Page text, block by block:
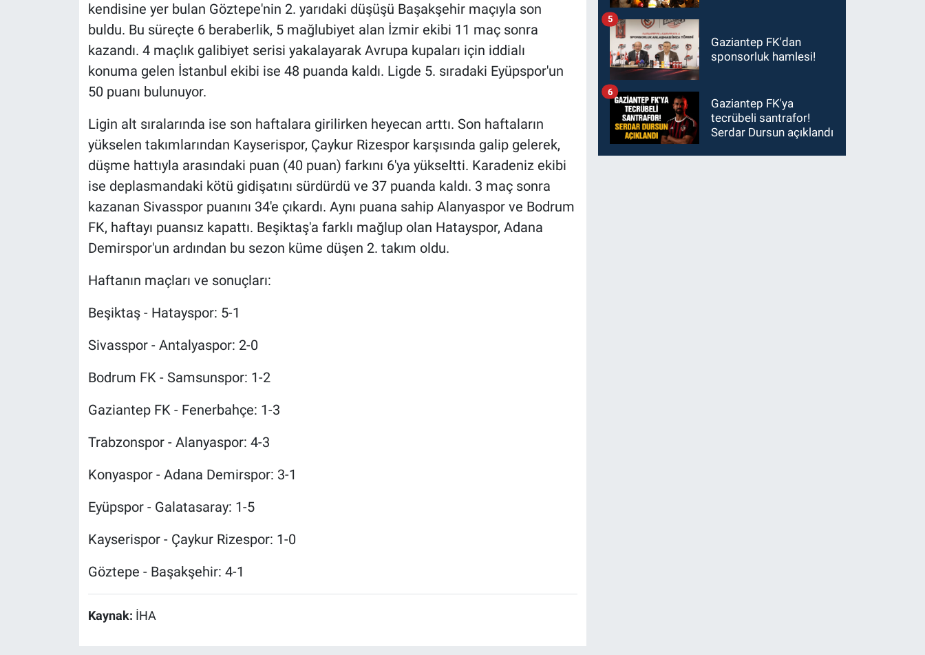
kendisine yer bulan Göztepe'nin 2. yarıdaki düşüşü Başakşehir maçıyla son
buldu. Bu süreçte 6 beraberlik, 5 mağlubiyet alan İzmir ekibi 11 maç sonra
kazandı. 4 maçlık galibiyet serisi yakalayarak Avrupa kupaları için iddialı
konuma gelen İstanbul ekibi ise 48 puanda kaldı. Ligde 5. sıradaki Eyüpspor'un
50 puanı bulunuyor.
Ligin alt sıralarında ise son haftalara girilirken heyecan arttı. Son haftaların
yükselen takımlarından Kayserispor, Çaykur Rizespor karşısında galip gelerek,
düşme hattıyla arasındaki puan (40 puan) farkını 6'ya yükseltti. Karadeniz ekibi
ise deplasmandaki kötü gidişatını sürdürdü ve 37 puanda kaldı. 3 maç sonra
kazanan Sivasspor puanını 34'e çıkardı. Aynı puana sahip Alanyaspor ve Bodrum
FK, haftayı puansız kapattı. Beşiktaş'a farklı mağlup olan Hatayspor, Adana
Demirspor'un ardından bu sezon küme düşen 2. takım oldu.
Haftanın maçları ve sonuçları:
Beşiktaş - Hatayspor: 5-1
Sivasspor - Antalyaspor: 2-0
Bodrum FK - Samsunspor: 1-2
Gaziantep FK - Fenerbahçe: 1-3
Trabzonspor - Alanyaspor: 4-3
Konyaspor - Adana Demirspor: 3-1
Eyüpspor - Galatasaray: 1-5
Kayserispor - Çaykur Rizespor: 1-0
Göztepe - Başakşehir: 4-1
Kaynak: İHA
Gaziantep FK'dan
sponsorluk hamlesi!
5
Gaziantep FK'ya
tecrübeli santrafor!
Serdar Dursun açıklandı
6